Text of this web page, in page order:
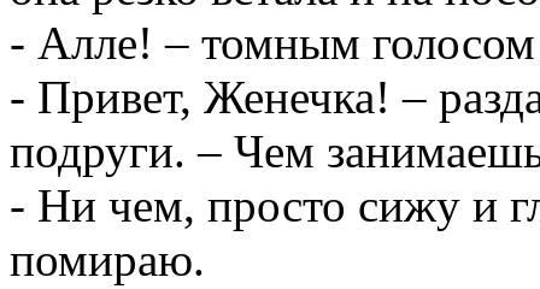
- Алле! – томным голосом
- Привет, Женечка! –
подруги. – Чем
- Ни чем, просто сижу и
помираю.